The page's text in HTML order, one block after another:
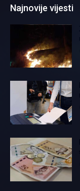
Najnovije vijesti